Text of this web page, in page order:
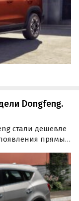
Dongfeng.
стали дешевле
прямых
дня».